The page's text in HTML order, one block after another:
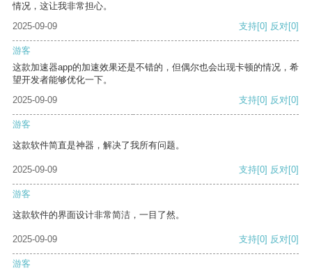
情况，这让我非常担心。
2025-09-09
支持[0] 反对[0]
游客
这款加速器app的加速效果还是不错的，但偶尔也会出现卡顿的情况，希
望开发者能够优化一下。
2025-09-09
支持[0] 反对[0]
游客
这款软件简直是神器，解决了我所有问题。
2025-09-09 支持[0] 反对[0]
游客
这款软件的界面设计非常简洁，一目了然。
2025-09-09 支持[0] 反对[0]
游客